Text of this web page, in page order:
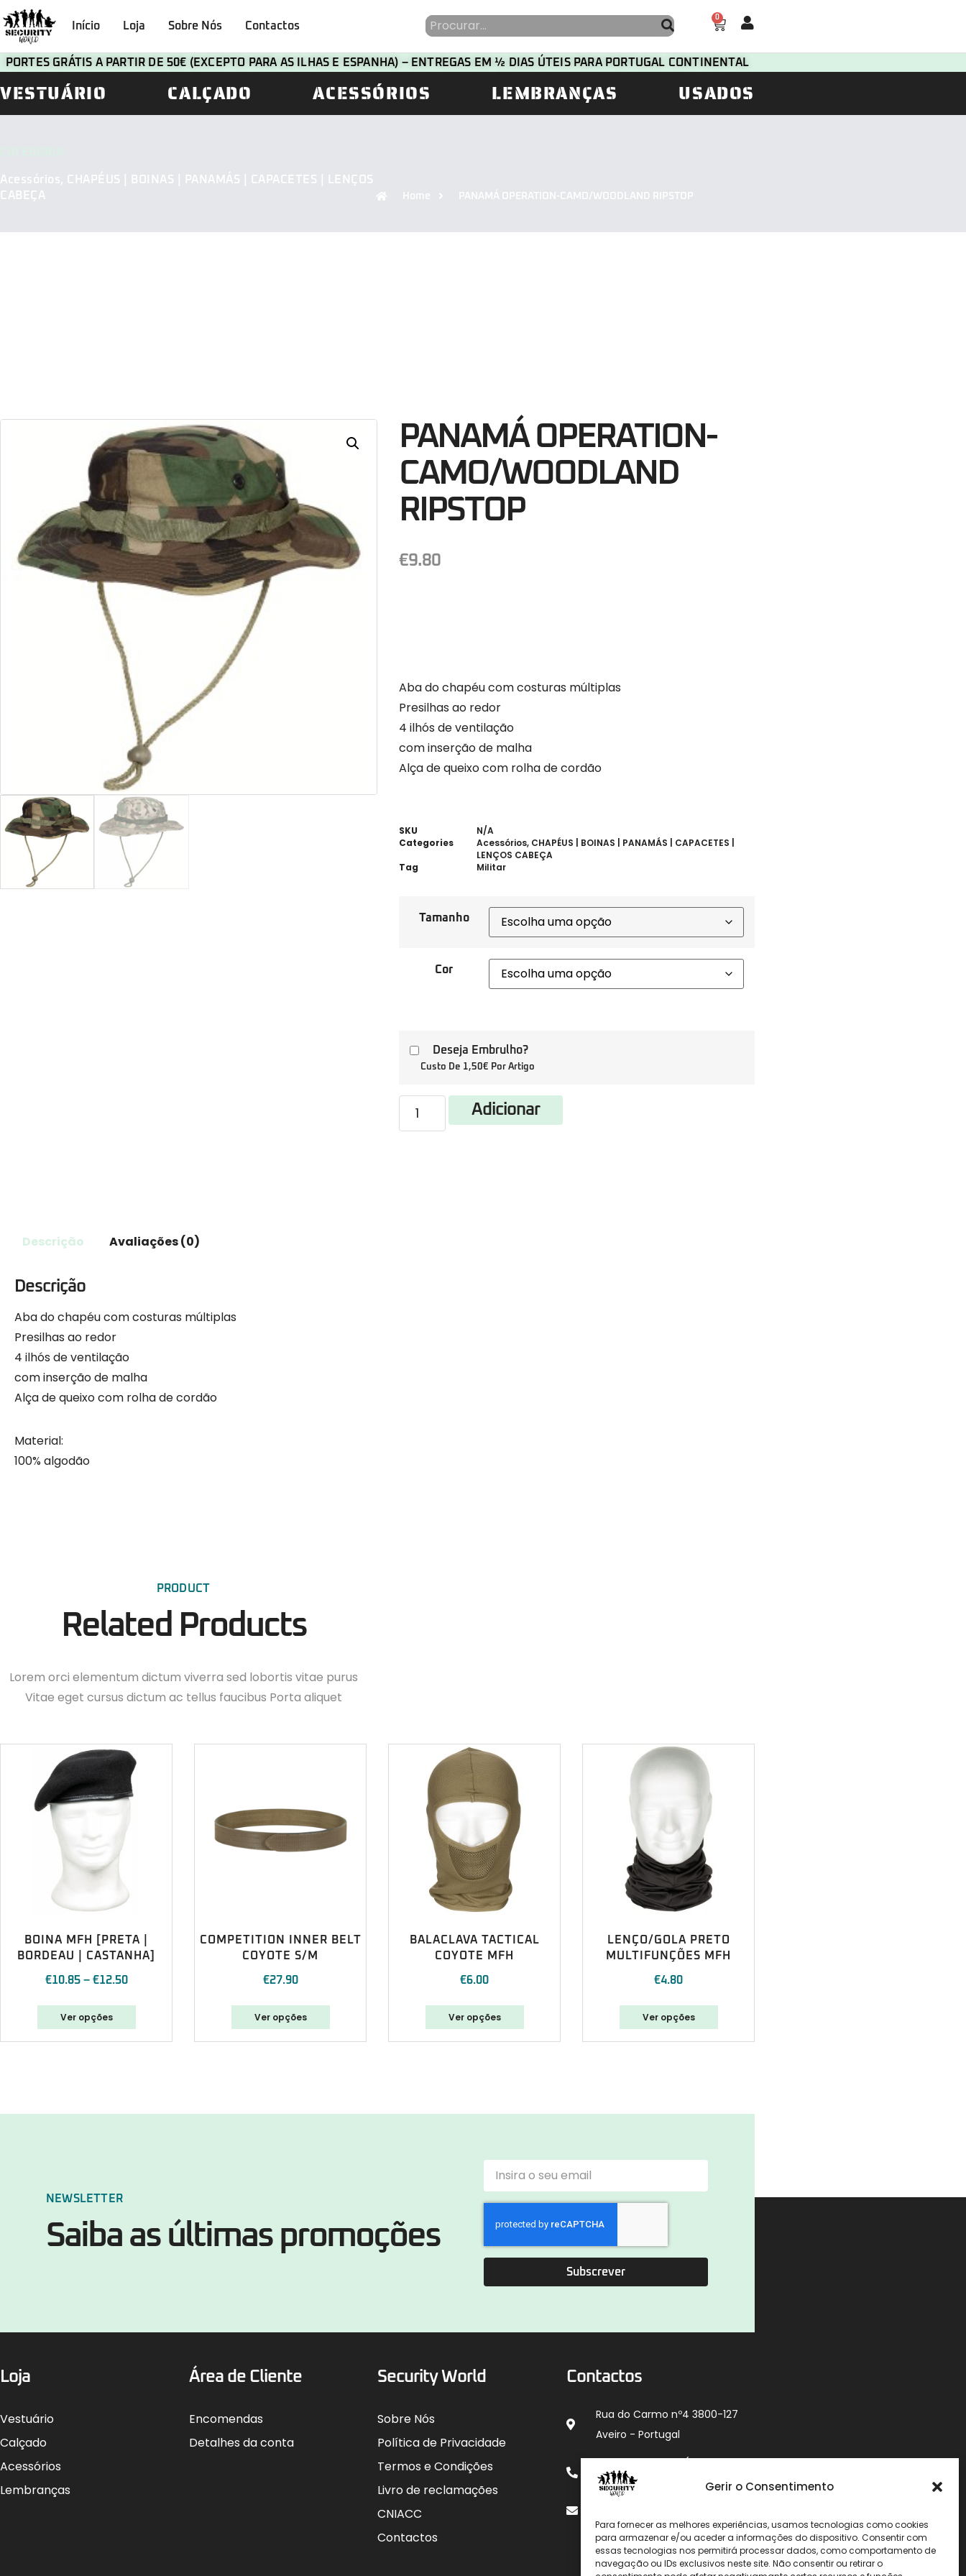
Gerir o Consentimento
Para fornecer as melhores experiências, usamos tecnologias como cookies
para armazenar e/ou aceder a informações do dispositivo. Consentir com
essas tecnologias nos permitirá processar dados, como comportamento de
navegação ou IDs exclusivos neste site. Não consentir ou retirar o
Início Loja Sobre Nós Contactos
0
PORTES GRÁTIS A PARTIR DE 50€ (EXCEPTO PARA AS ILHAS E ESPANHA) – ENTREGAS EM ½ DIAS ÚTEIS PARA PORTUGAL CONTINENTAL
VESTUÁRIO CALÇADO ACESSÓRIOS LEMBRANÇAS USADOS
Acessórios,
CHAPÉUS | BOINAS | PANAMÁS | CAPACETES | LENÇOS
CABEÇA
Home PANAMÁ OPERATION-CAMO/WOODLAND RIPSTOP
PANAMÁ OPERATION-
CAMO/WOODLAND
RIPSTOP
€9.80
Aba do chapéu com costuras múltiplas
Presilhas ao redor
4 ilhós de ventilação
com inserção de malha
Alça de queixo com rolha de cordão
SKU
N/A
Categories
Acessórios, CHAPÉUS | BOINAS | PANAMÁS | CAPACETES |
LENÇOS CABEÇA
Tag
Militar
Tamanho
Cor
Deseja Embrulho?
Custo De 1,50€ Por Artigo
Adicionar
Descrição Avaliações (0)
Descrição
Aba do chapéu com costuras múltiplas
Presilhas ao redor
4 ilhós de ventilação
com inserção de malha
Alça de queixo com rolha de cordão
Material:
100% algodão
PRODUCT
Related Products
Lorem orci elementum dictum viverra sed lobortis vitae purus
Vitae eget cursus dictum ac tellus faucibus Porta aliquet
BOINA MFH [PRETA |
BORDEAU | CASTANHA]
€10.85 – €12.50
Ver opções
COMPETITION INNER BELT
COYOTE S/M
€27.90
Ver opções
BALACLAVA TACTICAL
COYOTE MFH
€6.00
Ver opções
LENÇO/GOLA PRETO
MULTIFUNÇÕES MFH
€4.80
Ver opções
NEWSLETTER
Saiba as últimas promoções
Subscrever
Loja
Vestuário
Calçado
Acessórios
Lembranças
Área de Cliente
Encomendas
Detalhes da conta
Security World
Sobre Nós
Política de Privacidade
Termos e Condições
Livro de reclamações
CNIACC
Contactos
Contactos
Rua do Carmo nº4 3800-127
Aveiro - Portugal
912 009 740 (Chamada
para rede móvel nacional)